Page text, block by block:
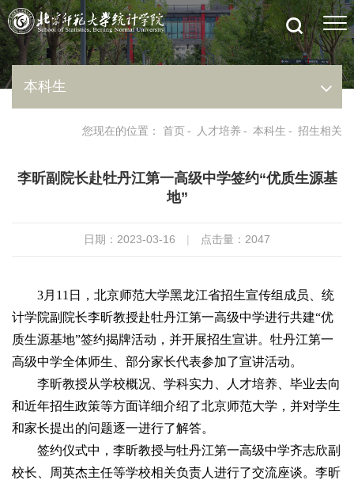
本科生
您现在的位置： 首页- 人才培养 - 本科生 - 招生相关
李昕副院长赴牡丹江第一高级中学签约“优质生源基
地”
日期：2023-03-16 | 点击量： 2047
3月11日，北京师范大学黑龙江省招生宣传组成员、统
计学院副院长李昕教授赴牡丹江第一高级中学进行共建“优
质生源基地”签约揭牌活动，并开展招生宣讲。牡丹江第一
高级中学全体师生、部分家长代表参加了宣讲活动。
李昕教授从学校概况、学科实力、人才培养、毕业去向
和近年招生政策等方面详细介绍了北京师范大学，并对学生
和家长提出的问题逐一进行了解答。
签约仪式中，李昕教授与牡丹江第一高级中学齐志欣副
校长、周英杰主任等学校相关负责人进行了交流座谈。李昕